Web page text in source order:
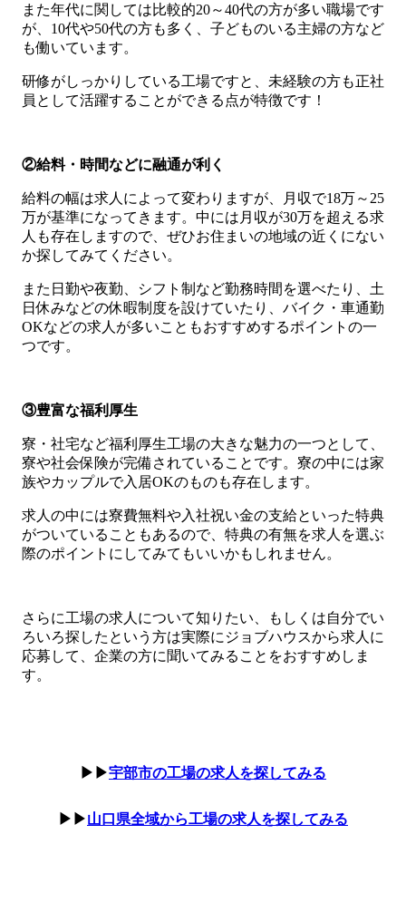
また年代に関しては比較的20～40代の方が多い職場です
が、10代や50代の方も多く、子どものいる主婦の方など
も働いています。
研修がしっかりしている工場ですと、未経験の方も正社
員として活躍することができる点が特徴です！
②給料・時間などに融通が利く
給料の幅は求人によって変わりますが、月収で18万～25
万が基準になってきます。中には月収が30万を超える求
人も存在しますので、ぜひお住まいの地域の近くにない
か探してみてください。
また日勤や夜勤、シフト制など勤務時間を選べたり、土
日休みなどの休暇制度を設けていたり、バイク・車通勤
OKなどの求人が多いこともおすすめするポイントの一
つです。
③豊富な福利厚生
寮・社宅など福利厚生工場の大きな魅力の一つとして、
寮や社会保険が完備されていることです。寮の中には家
族やカップルで入居OKのものも存在します。
求人の中には寮費無料や入社祝い金の支給といった特典
がついていることもあるので、特典の有無を求人を選ぶ
際のポイントにしてみてもいいかもしれません。
さらに工場の求人について知りたい、もしくは自分でい
ろいろ探したという方は実際にジョブハウスから求人に
応募して、企業の方に聞いてみることをおすすめしま
す。
▶▶宇部市の工場の求人を探してみる
▶▶山口県全域から工場の求人を探してみる